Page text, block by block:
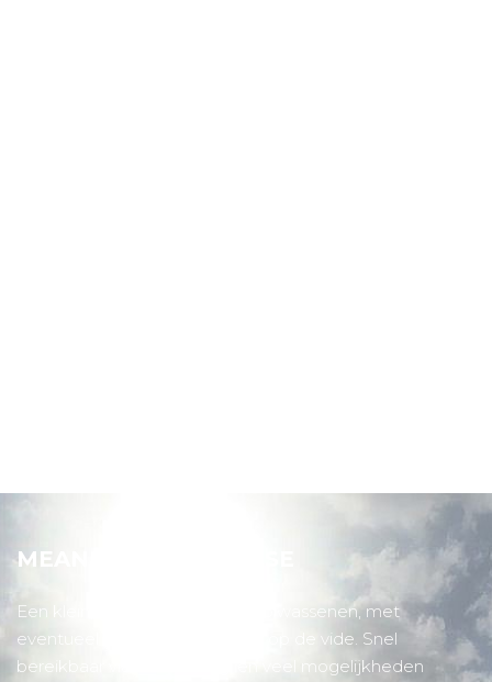
MEANDER TINY HOUSE
Een klein, gezellig huis voor 2 volwassenen, met
eventueel nog 2 slaapplaatsen op de vide. Snel
bereikbaar via de snelweg, en veel mogelijkheden